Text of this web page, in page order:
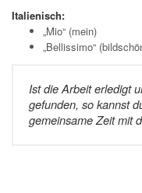
Italienisch:
„Mio“ (mein)
„Bellissimo“
Ist die Arbeit erledigt
gefunden, so kannst
gemeinsame Zeit mit